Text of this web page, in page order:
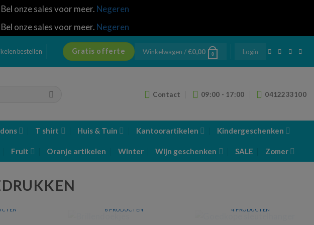
onze sales voor meer. Negeren
onze sales voor meer. Negeren
bestellen Gratis offerte Winkelwagen /€0,00 0 Login
Contact 09:00 - 17:00 0412233100
T shirt Huis & Tuin Kantoorartikelen Kindergeschenken
Fruit Oranje artikelen Winter Wijn geschenken SALE Zomer
6 PRODUCTEN 4 PRODUCTEN